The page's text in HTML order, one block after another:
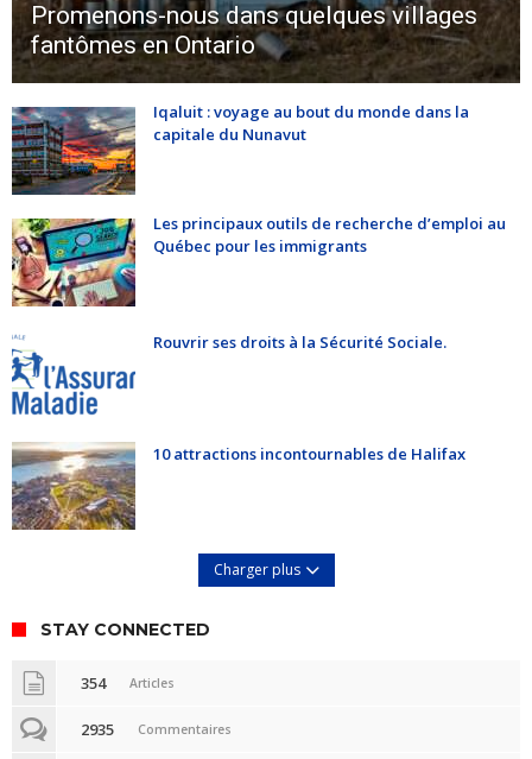
Promenons-nous dans quelques villages
fantômes en Ontario
Iqaluit : voyage au bout du monde dans la
capitale du Nunavut
Les principaux outils de recherche d’emploi au
Québec pour les immigrants
Rouvrir ses droits à la Sécurité Sociale.
10 attractions incontournables de Halifax
Charger plus
STAY CONNECTED
354 Articles
2935 Commentaires